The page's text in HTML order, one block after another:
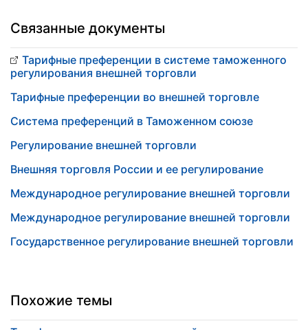
Связанные документы
Тарифные преференции в системе таможенного
регулирования внешней торговли
Тарифные преференции во внешней торговле
Система преференций в Таможенном союзе
Регулирование внешней торговли
Внешняя торговля России и ее регулирование
Международное регулирование внешней торговли
Международное регулирование внешней торговли
Государственное регулирование внешней торговли
Похожие темы